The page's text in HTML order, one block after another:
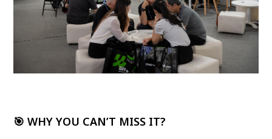
🎯 WHY YOU CAN’T MISS IT?